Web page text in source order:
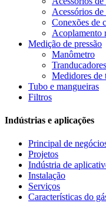
Acessórios de
Conexões de
Acoplamento
Medição de pressão
Manômetro
Medidores de
Tubo e mangueiras
Filtros
Indústrias e aplicações
Principal de
Projetos
Indústria de
Instalação
Serviços
Características do